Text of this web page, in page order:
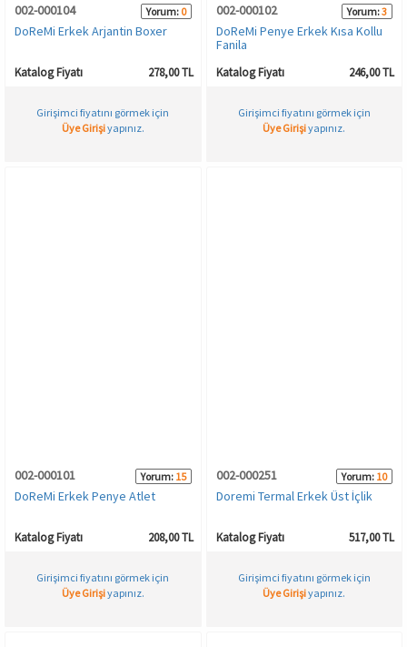
002-000104 Yorum: 0
DoReMi Erkek Arjantin Boxer
Katalog Fiyatı 278,00 TL
Girişimci fiyatını görmek için
Üye Girişiyapınız.
002-000102 Yorum:3
DoReMi Penye Erkek Kısa Kollu
Fanila
Katalog Fiyatı 246,00 TL
Girişimci fiyatını görmek için
Üye Girişiyapınız.
002-000101 Yorum: 15
DoReMi Erkek Penye Atlet
Katalog Fiyatı 208,00 TL
Girişimci fiyatını görmek için
Üye Girişiyapınız.
002-000251 Yorum: 10
Doremi Termal Erkek Üst İçlik
Katalog Fiyatı 517,00 TL
Girişimci fiyatını görmek için
Üye Girişiyapınız.